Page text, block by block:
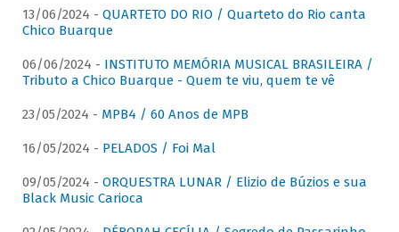
13/06/2024 - QUARTETO DO RIO / Quarteto do Rio canta
Chico Buarque
06/06/2024 - INSTITUTO MEMÓRIA MUSICAL BRASILEIRA /
Tributo a Chico Buarque - Quem te viu, quem te vê
23/05/2024 - MPB4 / 60 Anos de MPB
16/05/2024 - PELADOS / Foi Mal
09/05/2024 - ORQUESTRA LUNAR / Elizio de Búzios e sua
Black Music Carioca